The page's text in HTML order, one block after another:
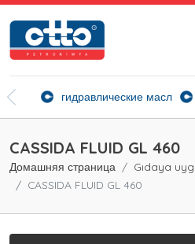
агенты гидравлические масла
CASSIDA FLUID GL 460
Домашняя страница
Gıdaya
CASSIDA FLUID GL 460